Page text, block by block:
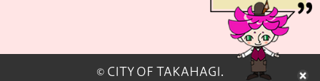
© CITY OF TAKAHAGI.